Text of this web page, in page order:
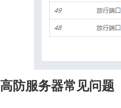
高防服务器常见问题